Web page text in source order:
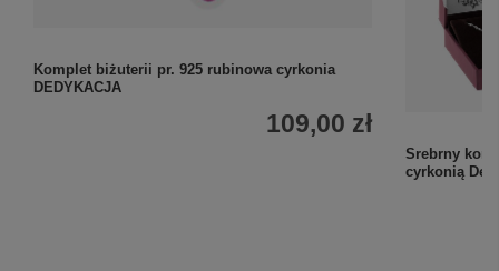
Komplet biżuterii pr. 925 rubinowa cyrkonia
DEDYKACJA
109,00 zł
Srebrny
cyrkonią